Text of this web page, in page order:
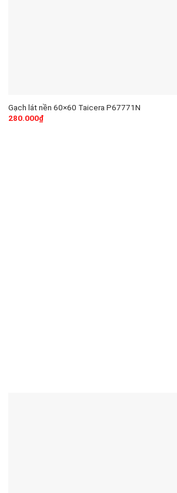
Gạch lát nền 60×60 Taicera P67771N
280.000₫